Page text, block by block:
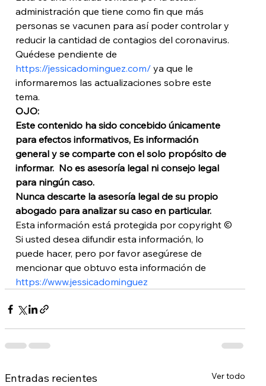
administración que tiene como fin que más
personas se vacunen para así poder controlar y
reducir la cantidad de contagios del coronavirus.
Quédese pendiente de
https://jessicadominguez.com/ ya que le
informaremos las actualizaciones sobre este
tema.
OJO:
Este contenido ha sido concebido únicamente
para efectos informativos, Es información
general y se comparte con el solo propósito de
informar.  No es asesoría legal ni consejo legal
para ningún caso.
Nunca descarte la asesoría legal de su propio
abogado para analizar su caso en particular.
Esta información está protegida por copyright ©
Si usted desea difundir esta información, lo
puede hacer, pero por favor asegúrese de
mencionar que obtuvo esta información de
https://www.jessicadominguez
Entradas recientes Ver todo